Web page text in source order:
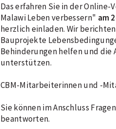
Das erfahren Sie in der
Malawi Leben verbessern" am
herzlich einladen. Wir
Bauprojekte
Behinderungen helfen und die
unterstützen.
CBM-Mitarbeiterinnen und -
Sie können im Anschluss
beantworten.